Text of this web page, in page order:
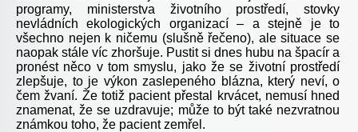
programy, ministerstva životního prostředí, stovky
nevládních ekologických organizací – a stejně je to
všechno nejen k ničemu (slušně řečeno), ale situace se
naopak stále víc zhoršuje. Pustit si dnes hubu na špacír a
pronést něco v tom smyslu, jako že se životní prostředí
zlepšuje, to je výkon zaslepeného blázna, který neví, o
čem žvaní. Že totiž pacient přestal krvácet, nemusí hned
znamenat, že se uzdravuje; může to být také nezvratnou
známkou toho, že pacient zemřel.